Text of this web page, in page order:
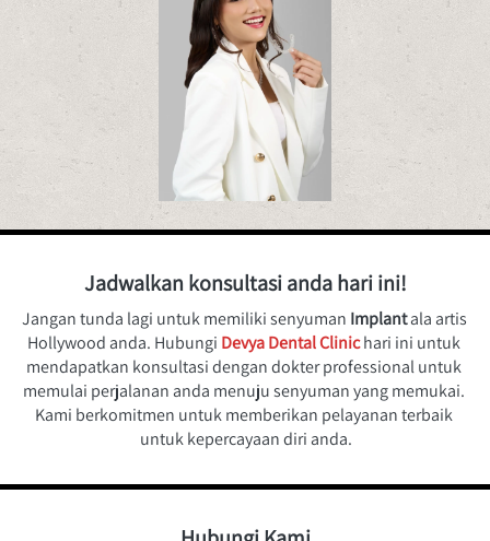
Jadwalkan konsultasi anda hari ini!
Jangan tunda lagi untuk memiliki senyuman Implant ala artis
Hollywood anda. Hubungi Devya Dental Clinichari ini untuk
mendapatkan konsultasi dengan dokter professional untuk
memulai perjalanan anda menuju senyuman yang memukai.
Kami berkomitmen untuk memberikan pelayanan terbaik
untuk kepercayaan diri anda.